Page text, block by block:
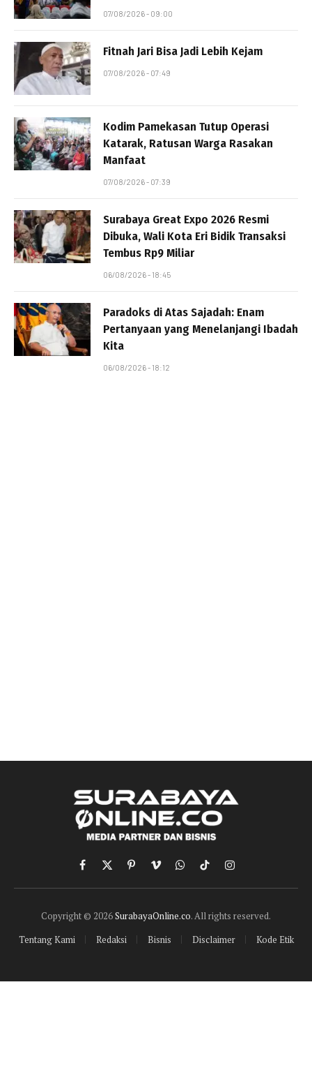
07/08/2026 - 09:00
Fitnah Jari Bisa Jadi Lebih Kejam
07/08/2026 - 07:49
Kodim Pamekasan Tutup Operasi
Katarak, Ratusan Warga Rasakan
Manfaat
07/08/2026 - 07:39
Surabaya Great Expo 2026 Resmi
Dibuka, Wali Kota Eri Bidik Transaksi
Tembus Rp9 Miliar
06/08/2026 - 18:45
Paradoks di Atas Sajadah: Enam
Pertanyaan yang Menelanjangi Ibadah
Kita
06/08/2026 - 18:12
Facebook
X
(Twitter)
PinterestVimeoWhatsApp
TikTokInstagram
Copyright © 2026SurabayaOnline.co. All rights reserved.
Tentang Kami
Redaksi Bisnis Disclaimer Kode Etik